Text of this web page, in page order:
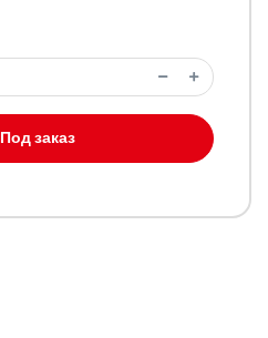
Под заказ